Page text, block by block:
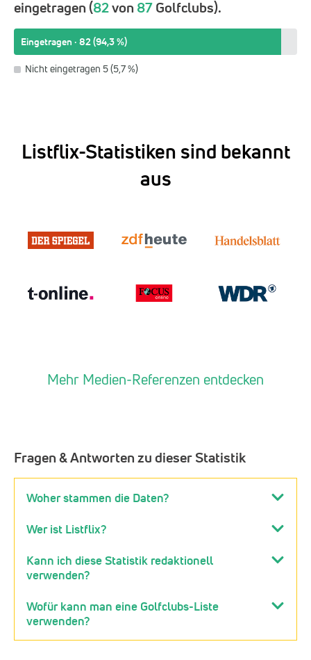
eingetragen (82von 87Golfclubs).
Eingetragen · 82 (94,3 %)
Nicht eingetragen 5 (5,7 %)
Listflix-Statistiken sind bekannt
aus
Mehr Medien-Referenzen entdecken
Fragen & Antworten zu dieser Statistik
Woher stammen die Daten?
Wer ist Listflix?
Kann ich diese Statistik redaktionell
verwenden?
Wofür kann man eine Golfclubs-Liste
verwenden?